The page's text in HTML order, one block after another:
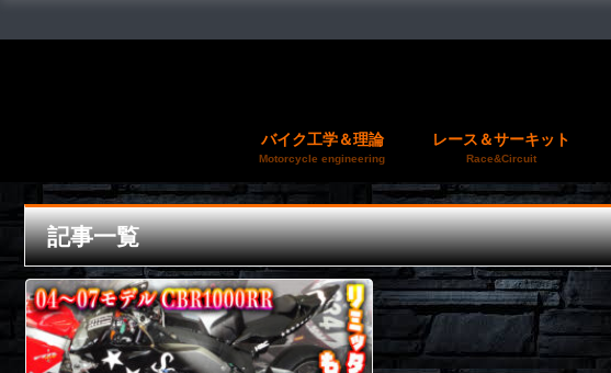
バイク工学＆理論
Motorcycle engineering
レース＆サーキット
Race&Circuit
記事一覧